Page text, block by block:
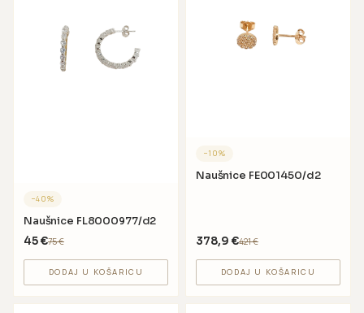
−40%
Naušnice FL8000977/d2
45€75€
DODAJ U KOŠARICU
−10%
Naušnice FE001450/d2
378,9 €421€
DODAJ U KOŠARICU